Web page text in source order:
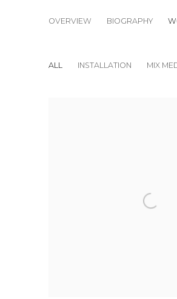
OVERVIEW BIOGRAPHY
ALL INSTALLATION MIX